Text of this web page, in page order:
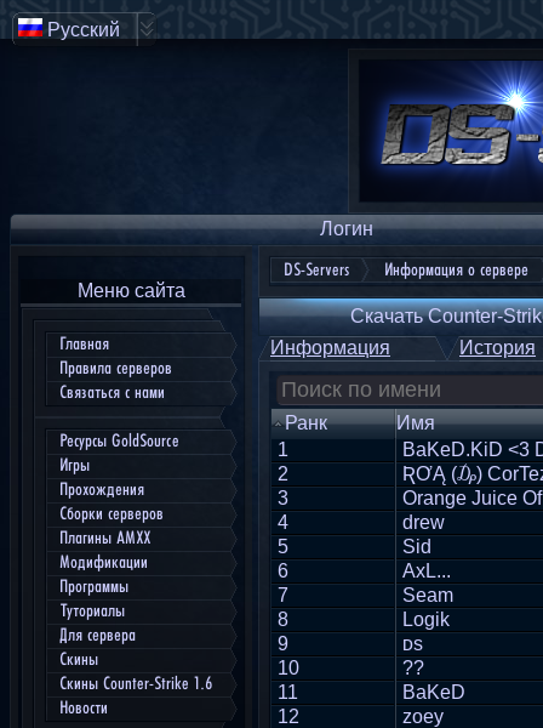
Логин
Меню сайта
Главная
Правила серверов
Связаться с нами
Ресурсы GoldSource
Игры
Прохождения
Сборки серверов
Плагины AMXX
Модификации
Программы
Туториалы
Для сервера
Скины
Скины Counter-Strike 1.6
Новости
DS-Servers Информация о сервере
Скачать Counter-
Информация
История
Ранк
Имя
1
BaKeD.KiD <3
2
ƦƠĄ (₯)
3
Orange Juice
4
drew
5
Sid
6
AxL...
7
Seam
8
Logik
9
ᴅs
10
??
11
BaKeD
12
zoey
Русский